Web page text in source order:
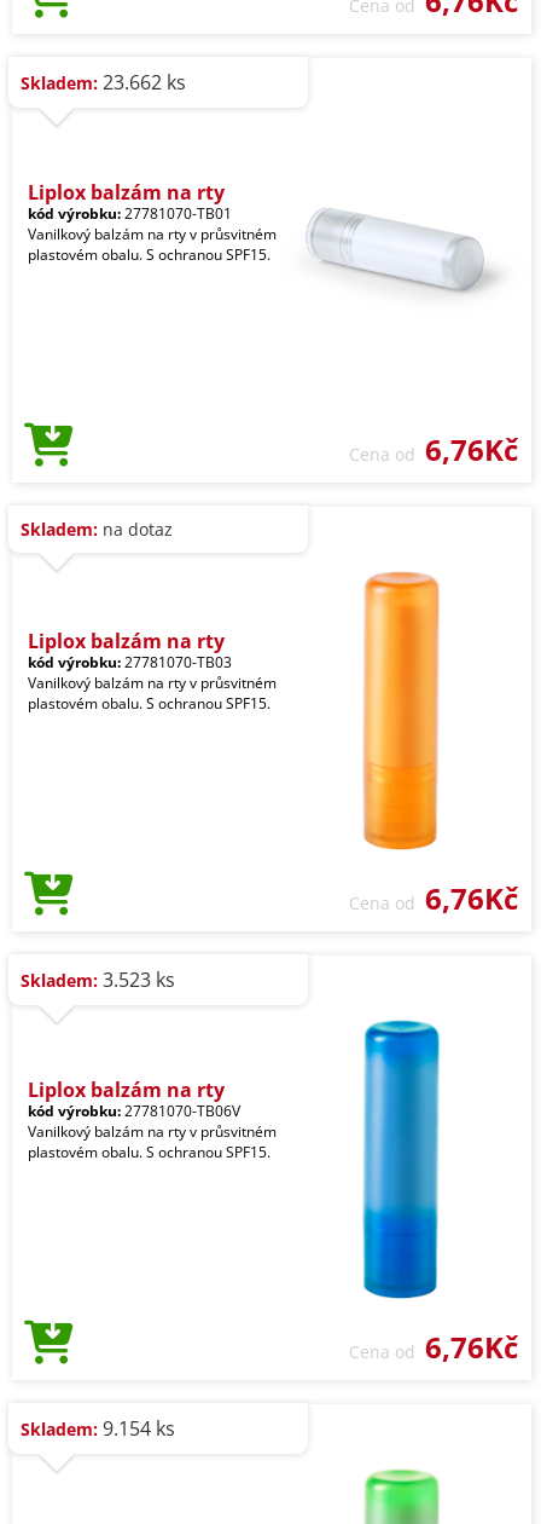
Cena od
Skladem: 23.662 ks
Liplox balzám na rty
kód výrobku:27781070-TB01
Vanilkový balzám na rty v průsvitném
plastovém obalu. S ochranou SPF15.
Cena od 6,76Kč
Skladem: na dotaz
Liplox balzám na rty
kód výrobku:27781070-TB03
Vanilkový balzám na rty v průsvitném
plastovém obalu. S ochranou SPF15.
Cena od 6,76Kč
Skladem: 3.523 ks
Liplox balzám na rty
kód výrobku:27781070-TB06V
Vanilkový balzám na rty v průsvitném
plastovém obalu. S ochranou SPF15.
Cena od 6,76Kč
Skladem: 9.154 ks